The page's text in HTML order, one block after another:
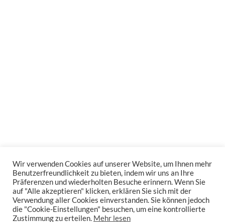
Wir verwenden Cookies auf unserer Website, um Ihnen mehr
Benutzerfreundlichkeit zu bieten, indem wir uns an Ihre
Präferenzen und wiederholten Besuche erinnern. Wenn Sie
auf "Alle akzeptieren" klicken, erklären Sie sich mit der
Verwendung aller Cookies einverstanden. Sie können jedoch
die "Cookie-Einstellungen" besuchen, um eine kontrollierte
Zustimmung zu erteilen. Mehr lesen